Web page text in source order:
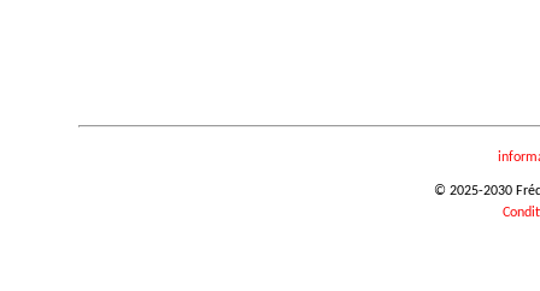
© 2025-2030